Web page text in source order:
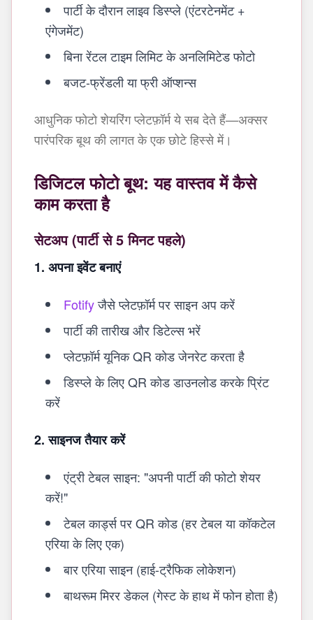
पार्टी के दौरान लाइव डिस्प्ले (एंटरटेनमेंट +
एंगेजमेंट)
बिना रेंटल टाइम लिमिट के अनलिमिटेड फोटो
बजट-फ्रेंडली या फ्री ऑप्शन्स
आधुनिक फोटो शेयरिंग प्लेटफ़ॉर्म ये सब देते हैं—अक्सर
पारंपरिक बूथ की लागत के एक छोटे हिस्से में।
डिजिटल फोटो बूथ: यह वास्तव में कैसे
काम करता है
सेटअप (पार्टी से 5 मिनट पहले)
1. अपना इवेंट बनाएं
Fotifyजैसे प्लेटफ़ॉर्म पर साइन अप करें
पार्टी की तारीख और डिटेल्स भरें
प्लेटफ़ॉर्म यूनिक QR कोड जेनरेट करता है
डिस्प्ले के लिए QR कोड डाउनलोड करके प्रिंट
करें
2. साइनज तैयार करें
एंट्री टेबल साइन: "अपनी पार्टी की फोटो शेयर
करें!"
टेबल कार्ड्स पर QR कोड (हर टेबल या कॉकटेल
एरिया के लिए एक)
बार एरिया साइन (हाई-ट्रैफिक लोकेशन)
बाथरूम मिरर डेकल (गेस्ट के हाथ में फोन होता है)